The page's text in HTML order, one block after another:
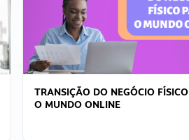
TRANSIÇÃO DO NEGÓCIO
O MUNDO ONLINE